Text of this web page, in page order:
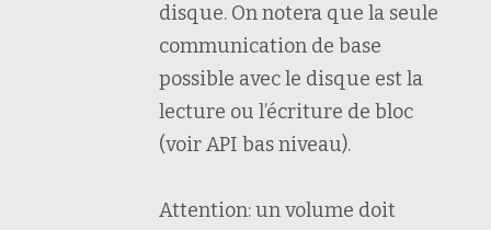
disque. On notera que la seule
communication de base
possible avec le disque est la
lecture ou l’écriture de bloc
(voir API bas niveau).
Attention: un volume doit